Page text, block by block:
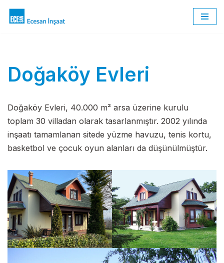
Doğaköy Evleri
Doğaköy Evleri, 40.000 m² arsa üzerine kurulu
toplam 30 villadan olarak tasarlanmıştır. 2002 yılında
inşaatı tamamlanan sitede yüzme havuzu, tenis kortu,
basketbol ve çocuk oyun alanları da düşünülmüştür.